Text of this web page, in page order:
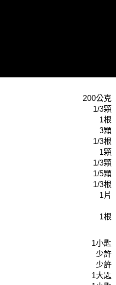
200公克
1/3顆
1根
3顆
1/3根
1顆
1/3顆
1/5顆
1/3根
1片
1根
1小匙
少許
少許
1大匙